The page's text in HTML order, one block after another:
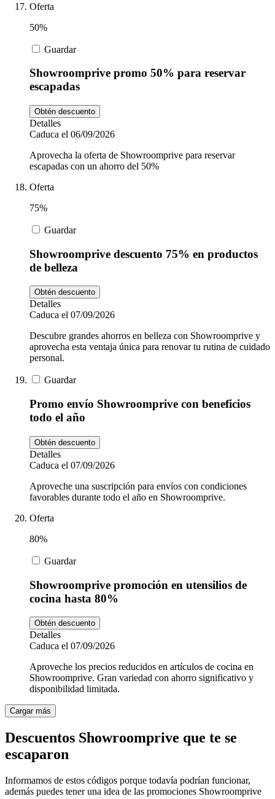
Oferta
50%
Guardar
Showroomprive promo 50% para reservar
escapadas
Obtén descuento
Detalles
Caduca el 06/09/2026
Aprovecha la oferta de Showroomprive para reservar
escapadas con un ahorro del 50%
Oferta
75%
Guardar
Showroomprive descuento 75% en productos
de belleza
Obtén descuento
Detalles
Caduca el 07/09/2026
Descubre grandes ahorros en belleza con Showroomprive y
aprovecha esta ventaja única para renovar tu rutina de cuidado
personal.
Guardar
Promo envío Showroomprive con beneficios
todo el año
Obtén descuento
Detalles
Caduca el 07/09/2026
Aproveche una suscripción para envíos con condiciones
favorables durante todo el año en Showroomprive.
Oferta
80%
Guardar
Showroomprive promoción en utensilios de
cocina hasta 80%
Obtén descuento
Detalles
Caduca el 07/09/2026
Aproveche los precios reducidos en artículos de cocina en
Showroomprive. Gran variedad con ahorro significativo y
disponibilidad limitada.
Cargar más
Descuentos Showroomprive que te se
escaparon
Informamos de estos códigos porque todavía podrían funcionar,
además puedes tener una idea de las promociones Showroomprive